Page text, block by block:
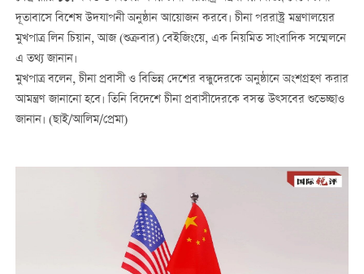
দূতাবাসে বিশেষ উদযাপনী অনুষ্ঠান আয়োজন করবে। চীনা পররাষ্ট্র মন্ত্রণালয়ের
মুখপাত্র লিন চিয়ান, আজ (শুক্রবার) বেইজিংয়ে, এক নিয়মিত সাংবাদিক সম্মেলনে
এ তথ্য জানান।
মুখপাত্র বলেন, চীনা প্রবাসী ও বিভিন্ন দেশের বন্ধুদেরকে অনুষ্ঠানে অংশগ্রহণ করার
আমন্ত্রণ জানানো হবে। তিনি বিদেশে চীনা প্রবাসীদেরকে বসন্ত উত্সবের শুভেচ্ছাও
জানান। (ছাই/আলিম/প্রেমা)